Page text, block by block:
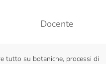
Docente
tutto su botaniche, processi di